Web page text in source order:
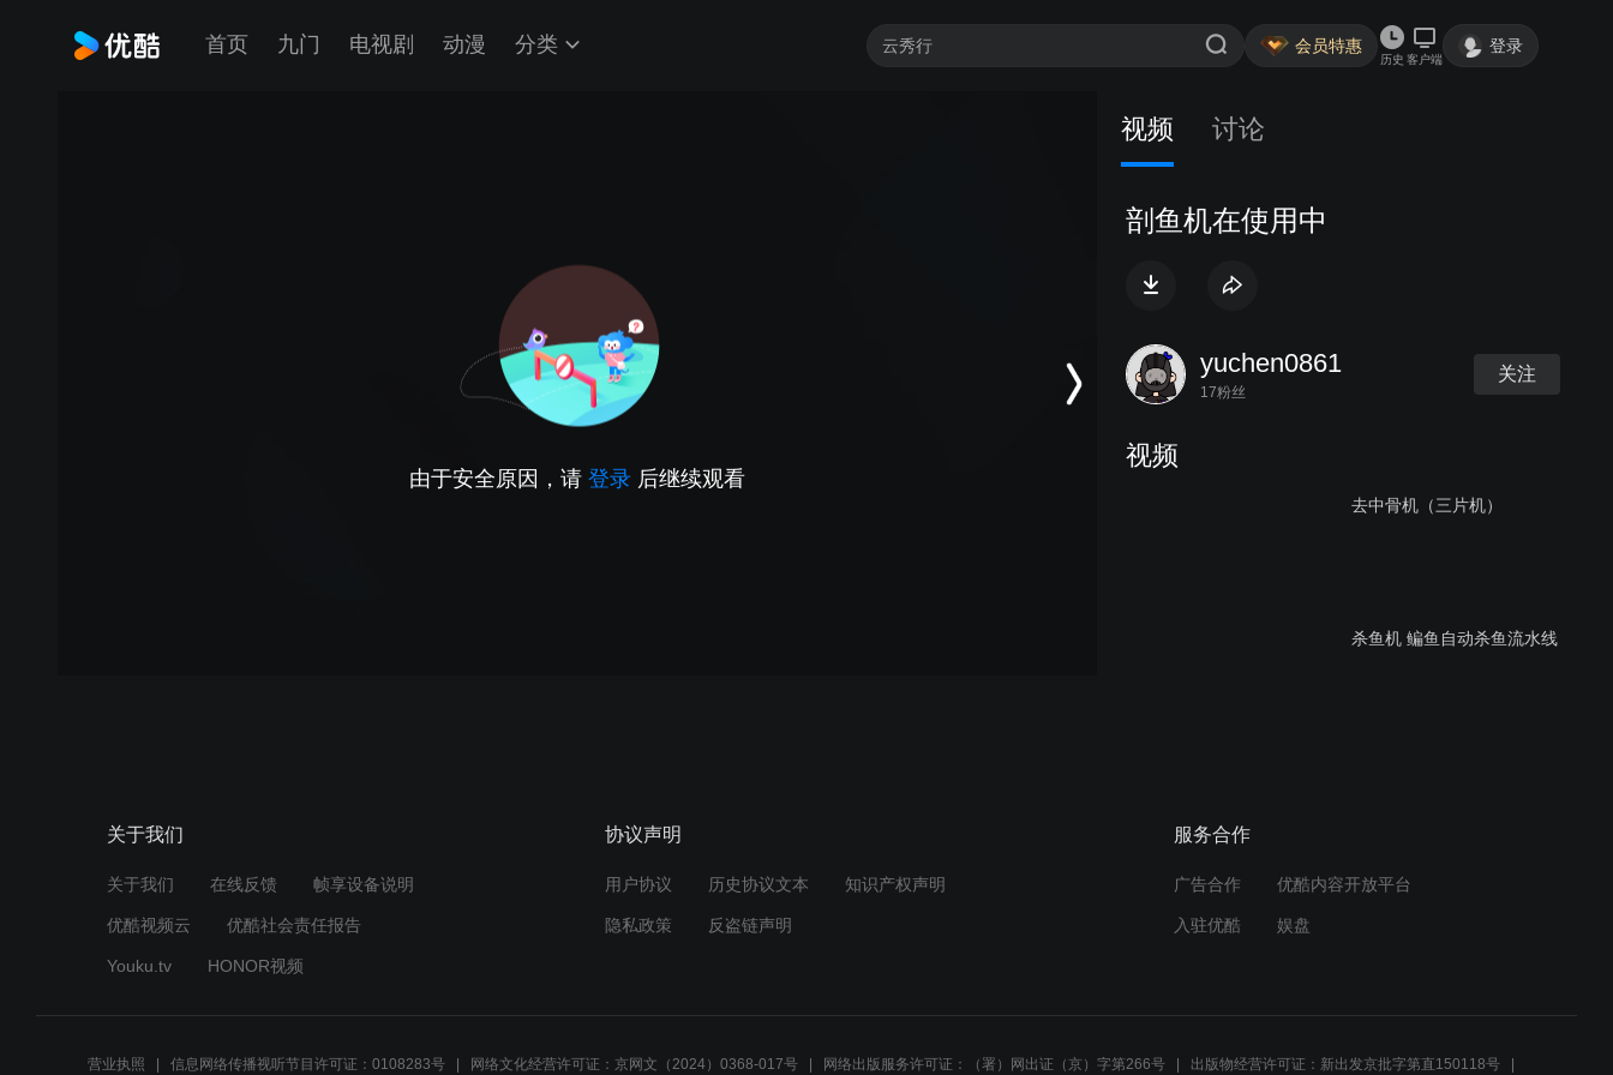
首页 九门 电视剧 动漫 分类 会员特惠
历史 客户端
登录
由于安全原因，请 登录 后继续观看
视频 讨论
剖鱼机在使用中
yuchen0861
17粉丝
关注
视频
去中骨机（三片机）
杀鱼机 鳊鱼自动杀鱼流水线
边机
关于我们
关于我们 在线反馈 帧享设备说明
优酷视频云 优酷社会责任报告
Youku.tv HONOR视频
协议声明
用户协议 历史协议文本 知识产权声明
隐私政策 反盗链声明
服务合作
广告合作 优酷内容开放平台
入驻优酷 娱盘
营业执照 信息网络传播视听节目许可证：0108283号 网络文化经营许可证：京网文（2024）0368-017号 网络出版服务许可证：（署）网出证（京）字第266号 出版物经营许可证：新出发京批字第直150118号